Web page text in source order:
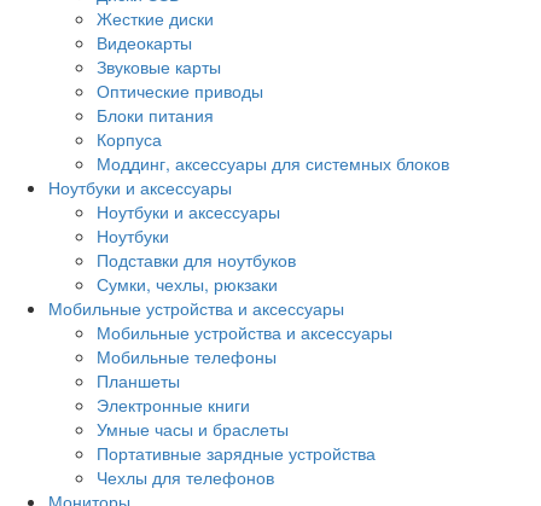
Жесткие диски
Видеокарты
Звуковые карты
Оптические приводы
Блоки питания
Корпуса
Моддинг, аксессуары для системных блоков
Ноутбуки и аксессуары
Ноутбуки и аксессуары
Ноутбуки
Подставки для ноутбуков
Сумки, чехлы, рюкзаки
Мобильные устройства и аксессуары
Мобильные устройства и аксессуары
Мобильные телефоны
Планшеты
Электронные книги
Умные часы и браслеты
Портативные зарядные устройства
Чехлы для телефонов
Мониторы